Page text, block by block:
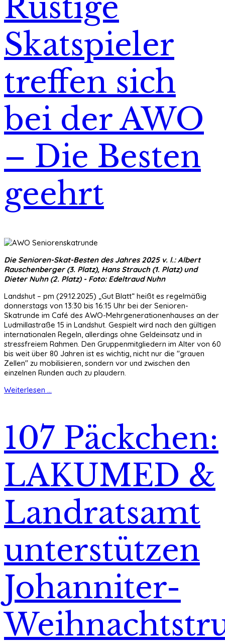
Rüstige
Skatspieler
treffen sich
bei der AWO
– Die Besten
geehrt
Die Senioren-Skat-Besten des Jahres 2025 v. l.: Albert
Rauschenberger (3. Platz), Hans Strauch (1. Platz) und
Dieter Nuhn (2. Platz) - Foto: Edeltraud Nuhn
Landshut – pm (29.12.2025) „Gut Blatt“ heißt es regelmäßig
donnerstags von 13:30 bis 16:15 Uhr bei der Senioren-
Skatrunde im Café des AWO-Mehrgenerationenhauses an der
Ludmillastraße 15 in Landshut. Gespielt wird nach den gültigen
internationalen Regeln, allerdings ohne Geldeinsatz und in
stressfreiem Rahmen. Den Gruppenmitgliedern im Alter von 60
bis weit über 80 Jahren ist es wichtig, nicht nur die "grauen
Zellen" zu mobilisieren, sondern vor und zwischen den
einzelnen Runden auch zu plaudern.
Weiterlesen ...
107 Päckchen:
LAKUMED &
Landratsamt
unterstützen
Johanniter-